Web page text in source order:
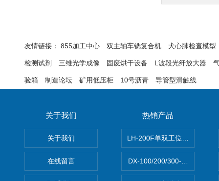
友情链接： 855加工中心 双主轴车铣复合机 犬心肺检查模型
检测试剂 三维光学成像 固废烘干设备 L波段光纤放大器
验箱 制造论坛 矿用低压柜 10号沥青 导管型滑触线
关于我们
关于我们
在线留言
热销产品
LH-200F单双工位数字振实密
DX-100/200/300-30L/H自动